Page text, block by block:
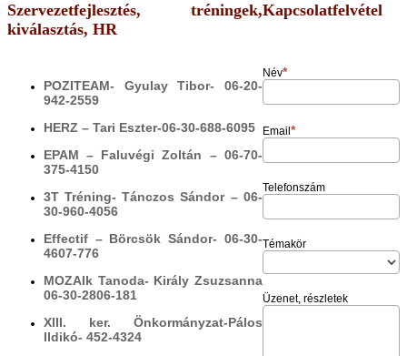
Kapcsolatfelvétel
Név
Email
Telefonszám
Témakör
Üzenet, részletek
Szervezetfejlesztés, tréningek,
kiválasztás, HR
POZITEAM- Gyulay Tibor- 06-20-
942-2559
HERZ – Tari Eszter-06-30-688-6095
EPAM – Faluvégi Zoltán – 06-70-
375-4150
3T Tréning- Tánczos Sándor – 06-
30-960-4056
Effectif – Börcsök Sándor- 06-30-
4607-776
MOZAIk Tanoda- Király Zsuzsanna
06-30-2806-181
XIII. ker. Önkormányzat-Pálos
Ildikó- 452-4324